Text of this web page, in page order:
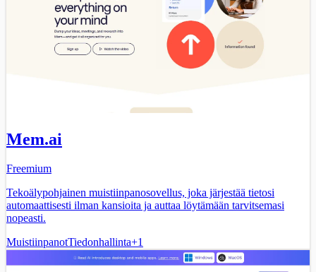
Mem.ai
Freemium
Tekoälypohjainen muistiinpanosovellus, joka järjestää tietosi
automaattisesti ilman kansioita ja auttaa löytämään tarvitsemasi
nopeasti.
MuistiinpanotTiedonhallinta+1